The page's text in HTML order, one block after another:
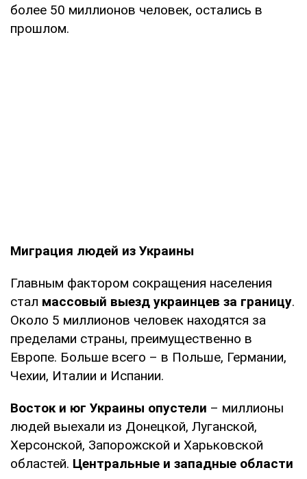
более 50 миллионов человек, остались в
прошлом.
Миграция людей из Украины
Главным фактором сокращения населения
стал массовый выезд украинцев за границу.
Около 5 миллионов человек находятся за
пределами страны, преимущественно в
Европе. Больше всего – в Польше, Германии,
Чехии, Италии и Испании.
Восток и юг Украины опустели – миллионы
людей выехали из Донецкой, Луганской,
Херсонской, Запорожской и Харьковской
областей. Центральные и западные области